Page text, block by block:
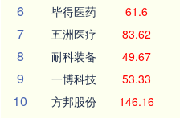
6 毕得医药 61.6
7 五洲医疗 83.62
8 耐科装备 49.67
9 一博科技 53.33
10 方邦股份 146.16